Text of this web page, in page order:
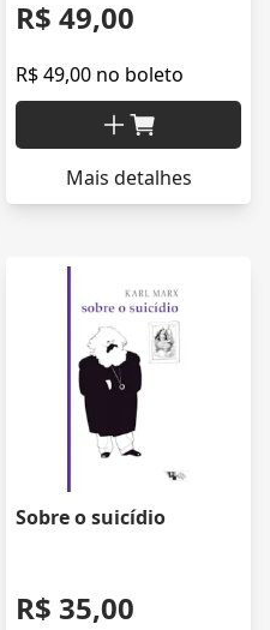
R$ 49,00
R$ 49,00 no boleto
Mais detalhes
Sobre o suicídio
R$ 35,00